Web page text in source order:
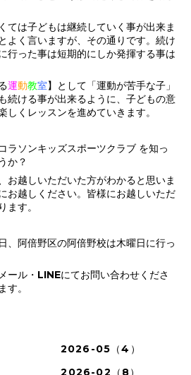
ては子どもは継続していく事が出来ま
よく言いますが、その通りです。続け
行った事は短期的にしか発揮する事は
運動教室】として「運動が苦手な子」
続ける事が出来るように、子どもの意
しくレッスンを進めていきます。
ラソンキッズスポーツクラブ を知っ
か？
お越しいただいた方がわかると思いま
お越しください。皆様にお越しいただ
ます。
、阿倍野区の阿倍野校は木曜日に行っ
ール・LINEにてお問い合わせくださ
す。
2026-05（4）
2026-02（8）